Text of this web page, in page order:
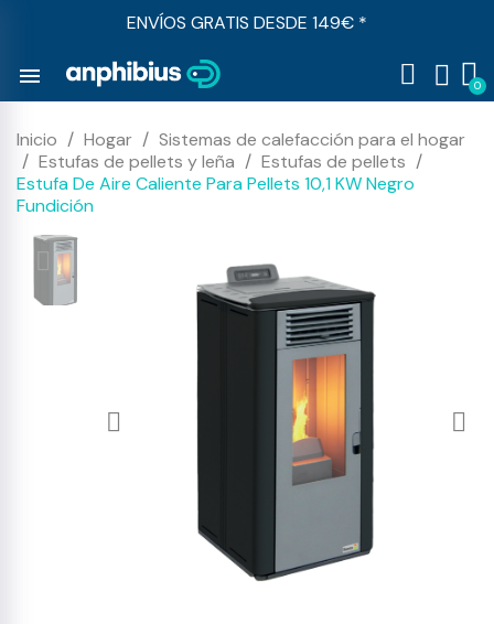
ENVÍOS GRATIS DESDE 149€ *
menu
Inicio Hogar
Sistemas de calefacción para el hogar
Estufas de pellets y leña
Estufas de pellets
Estufa De Aire Caliente Para Pellets 10,1 KW Negro
Fundición